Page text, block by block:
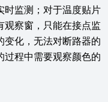
时监测；对于温度贴片
观察窗，只能在接点监
变化，无法对断路器的
过程中需要观察颜色的